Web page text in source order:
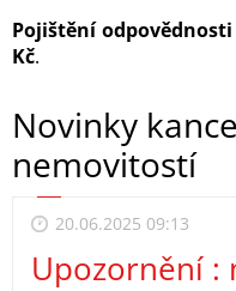
Pojištění odpovědnosti
Kč.
Novinky
nemovitostí
20.06.2025 09:13
Upozornění :